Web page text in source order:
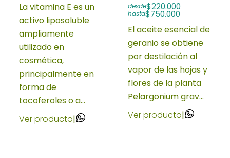
La vitamina E es un
activo liposoluble
ampliamente
utilizado en
cosmética,
principalmente en
forma de
tocoferoles o a...
Ver producto|
desde$220.000
hasta$750.000
El aceite esencial de
geranio se obtiene
por destilación al
vapor de las hojas y
flores de la planta
Pelargonium grav...
Ver producto|